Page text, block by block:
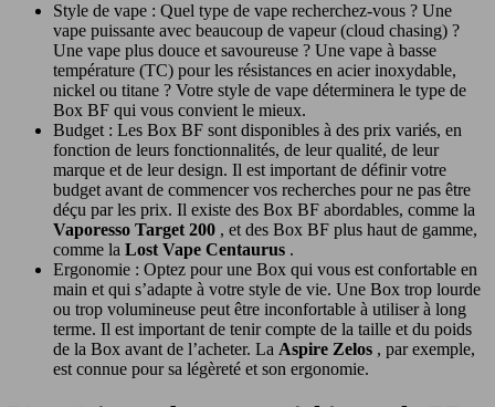
Style de vape : Quel type de vape recherchez-vous ? Une
vape puissante avec beaucoup de vapeur (cloud chasing) ?
Une vape plus douce et savoureuse ? Une vape à basse
température (TC) pour les résistances en acier inoxydable,
nickel ou titane ? Votre style de vape déterminera le type de
Box BF qui vous convient le mieux.
Budget : Les Box BF sont disponibles à des prix variés, en
fonction de leurs fonctionnalités, de leur qualité, de leur
marque et de leur design. Il est important de définir votre
budget avant de commencer vos recherches pour ne pas être
déçu par les prix. Il existe des Box BF abordables, comme la
Vaporesso Target 200 , et des Box BF plus haut de gamme,
comme la Lost Vape Centaurus .
Ergonomie : Optez pour une Box qui vous est confortable en
main et qui s’adapte à votre style de vie. Une Box trop lourde
ou trop volumineuse peut être inconfortable à utiliser à long
terme. Il est important de tenir compte de la taille et du poids
de la Box avant de l’acheter. La Aspire Zelos , par exemple,
est connue pour sa légèreté et son ergonomie.